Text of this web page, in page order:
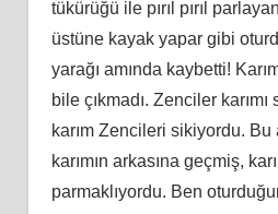
tükürüğü ile pırıl pırıl
üstüne kayak yapar gibi
yarağı amında kaybetti!
bile çıkmadı. Zenciler
karım Zencileri sikiyordu. Bu
karımın arkasına geçmiş,
parmaklıyordu. Ben